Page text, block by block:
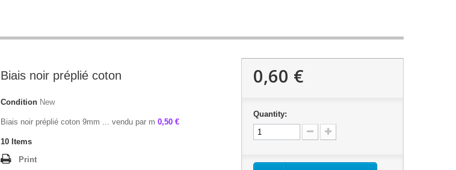
Biais noir préplié coton
Condition New
Biais noir préplié coton 9mm ... vendu par m 0,50 €
10 Items
Print
0,60 €
Quantity: